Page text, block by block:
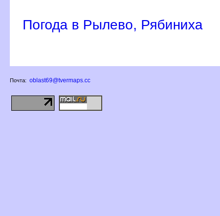
Погода в Рылево, Рябиниха
Почта: oblast69@tvermaps.cc